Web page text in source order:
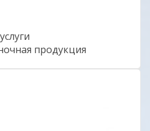
продукция